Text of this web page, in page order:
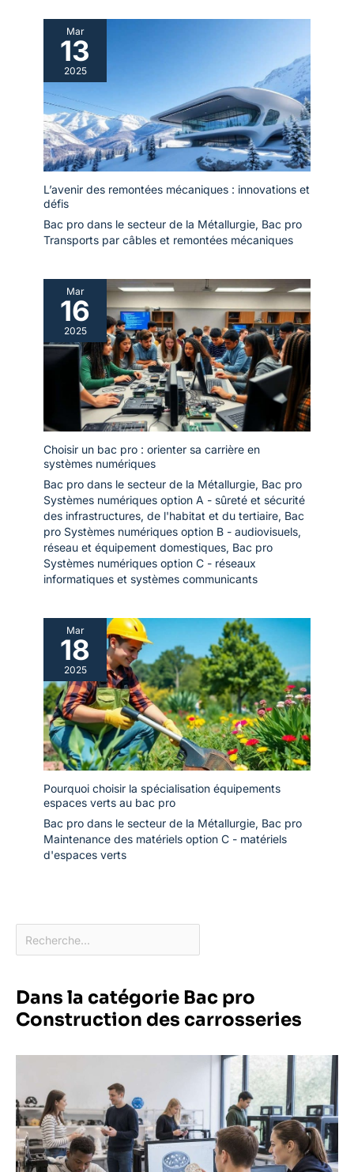
Mar
13
2025
L’avenir des remontées mécaniques : innovations et
défis
Bac pro dans le secteur de la Métallurgie, Bac pro
Transports par câbles et remontées mécaniques
Mar
16
2025
Choisir un bac pro : orienter sa carrière en
systèmes numériques
Bac pro dans le secteur de la Métallurgie, Bac pro
Systèmes numériques option A - sûreté et sécurité
des infrastructures, de l'habitat et du tertiaire, Bac
pro Systèmes numériques option B - audiovisuels,
réseau et équipement domestiques, Bac pro
Systèmes numériques option C - réseaux
informatiques et systèmes communicants
Mar
18
2025
Pourquoi choisir la spécialisation équipements
espaces verts au bac pro
Bac pro dans le secteur de la Métallurgie, Bac pro
Maintenance des matériels option C - matériels
d'espaces verts
Dans la catégorie Bac pro
Construction des carrosseries